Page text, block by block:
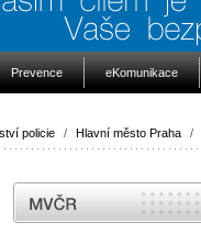
Prevence eKomunikace
policie / Hlavní město Praha /
MVČR